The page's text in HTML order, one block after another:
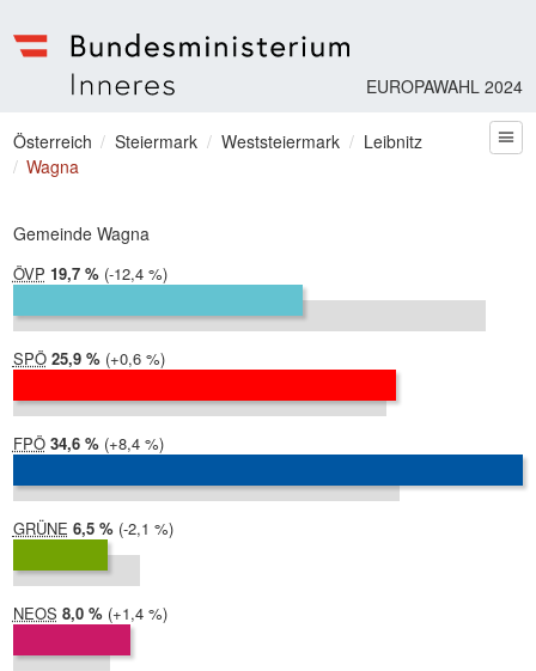
EUROPAWAHL 2024
Sie befinden sich hier
Österreich Steiermark Weststeiermark
Leibnitz
Wagna
Gemeinde Wagna
ÖVP 2024:
19,7 %
2019:
32,1 %
Differenz:
-12,4 %
SPÖ 2024:
25,9 %
2019:
25,4 %
Differenz:
+0,6 %
FPÖ 2024:
34,6 %
2019:
26,2 %
Differenz:
+8,4 %
GRÜNE 2024:
6,5 % Differenz:
-2,1 %
NEOS 2024:
8,0 %
2019:
6,6 %
Differenz:
+1,4 %